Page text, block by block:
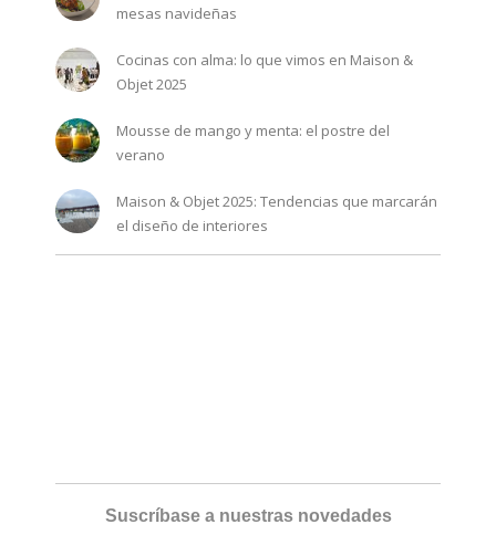
mesas navideñas
Cocinas con alma: lo que vimos en Maison &
Objet 2025
Mousse de mango y menta: el postre del
verano
Maison & Objet 2025: Tendencias que marcarán
el diseño de interiores
Suscríbase a nuestras novedades